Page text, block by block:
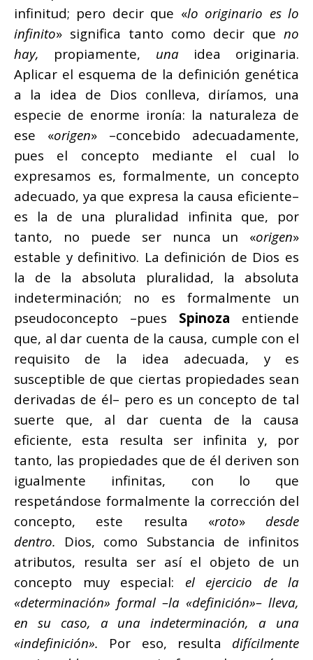
infinitud; pero decir que «lo originario es lo
infinito» significa tanto como decir que no
hay, propiamente, una idea originaria.
Aplicar el esquema de la definición genética
a la idea de Dios conlleva, diríamos, una
especie de enorme ironía: la naturaleza de
ese «origen» –concebido adecuadamente,
pues el concepto mediante el cual lo
expresamos es, formalmente, un concepto
adecuado, ya que expresa la causa eficiente–
es la de una pluralidad infinita que, por
tanto, no puede ser nunca un «origen»
estable y definitivo. La definición de Dios es
la de la absoluta pluralidad, la absoluta
indeterminación; no es formalmente un
pseudoconcepto –pues Spinoza entiende
que, al dar cuenta de la causa, cumple con el
requisito de la idea adecuada, y es
susceptible de que ciertas propiedades sean
derivadas de él– pero es un concepto de tal
suerte que, al dar cuenta de la causa
eficiente, esta resulta ser infinita y, por
tanto, las propiedades que de él deriven son
igualmente infinitas, con lo que
respetándose formalmente la corrección del
concepto, este resulta «roto» desde
dentro. Dios, como Substancia de infinitos
atributos, resulta ser así el objeto de un
concepto muy especial: el ejercicio de la
«determinación» formal –la «definición»– lleva,
en su caso, a una indeterminación, a una
«indefinición». Por eso, resulta difícilmente